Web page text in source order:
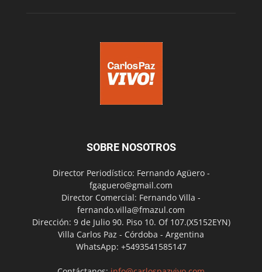
SOBRE NOSOTROS
Director Periodístico: Fernando Agüero -
fgaguero@gmail.com
Director Comercial: Fernando Villa -
fernando.villa@fmazul.com
Dirección: 9 de Julio 90. Piso 10. Of 107.(X5152EYN)
Villa Carlos Paz - Córdoba - Argentina
WhatsApp: +5493541585147